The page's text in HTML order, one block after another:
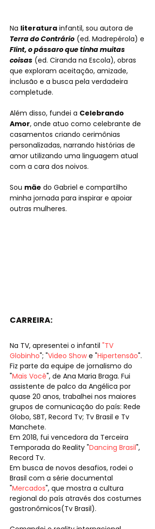
Na literatura infantil, sou autora de
Terra do Contrário (ed. Madrepérola) e
Flint, o pássaro que tinha muitas
coisas (ed. Ciranda na Escola), obras
que exploram aceitação, amizade,
inclusão e a busca pela verdadeira
completude.
Além disso, fundei a Celebrando
Amor, onde atuo como celebrante de
casamentos criando cerimônias
personalizadas, narrando histórias de
amor utilizando uma linguagem atual
com a cara dos noivos.
Sou mãe do Gabriel e compartilho
minha jornada para inspirar e apoiar
outras mulheres.
CARREIRA:
Na TV, apresentei o infantil "TV
Globinho"; "Video Showe "Hipertensão".
Fiz parte da equipe de jornalismo do
"Mais Você", de Ana Maria Braga. Fui
assistente de palco da Angélica por
quase 20 anos, trabalhei nos maiores
grupos de comunicação do país: Rede
Globo, SBT, Record Tv; Tv Brasil e Tv
Manchete.
Em 2018, fui vencedora da Terceira
Temporada do Reality "Dancing Brasil",
Record Tv.​
Em busca de novos desafios, rodei o
Brasil com a série documental
"Mercados", que mostra a cultura
regional do país através dos costumes
gastronômicos(Tv Brasil).